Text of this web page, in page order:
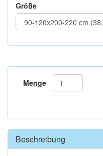
Größe
Menge
Beschreibung